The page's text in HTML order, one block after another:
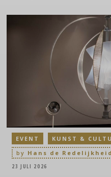
plaats in 64 Hard Rock
opkomende singer-
zich te presenteren aan
Amsterdamse editie ligt de
songwriters.
EVENT KUNST &
by Hans de Redelijkheid
23 JULI 2026